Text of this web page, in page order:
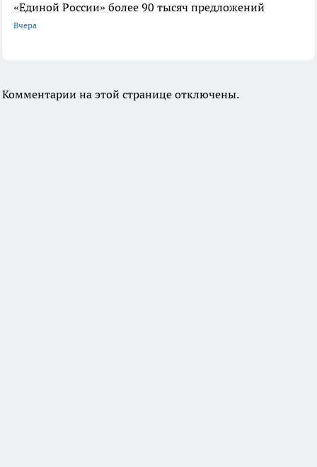
«Единой России» более 90 тысяч предложений
Вчера
Комментарии на этой странице отключены.